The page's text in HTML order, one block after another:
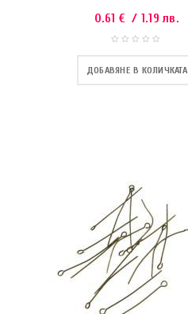
0.61 € / 1.19 лв.
ДОБАВЯНЕ В КОЛИЧКАТА